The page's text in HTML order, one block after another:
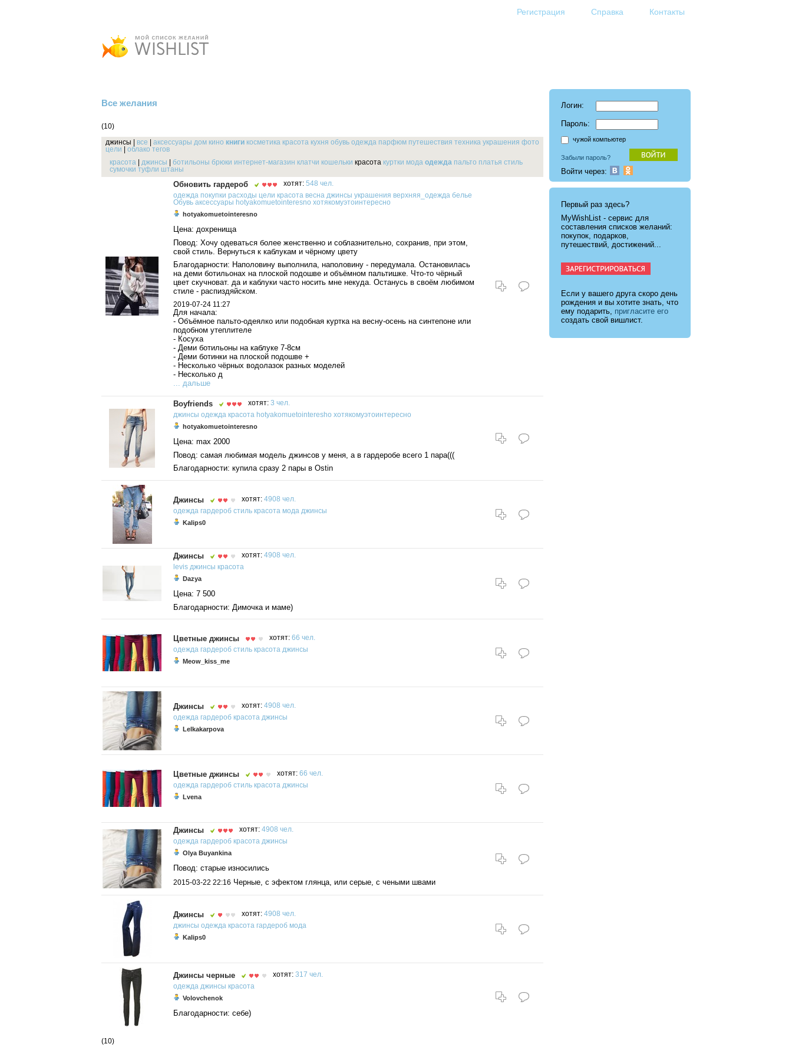
Регистрация Справка Контакты
Все желания
(10)
джинсы все аксессуары дом кино книги косметика красота кухня обувь одежда парфюм путешествия техника украшения фото
цели
облако тегов
красота
джинсы ботильоны брюки интернет-магазин клатчи кошельки красота куртки мода одежда пальто платья стиль
сумочки туфли штаны
Обновить гардероб хотят: 548 чел.
одежда покупки расходы цели красота весна джинсы украшения верхняя_одежда белье
Обувь аксессуары hotyakomuetointeresno хотякомуэтоинтересно
hotyakomuetointeresno
Цена: дохренища
Повод: Хочу одеваться более женственно и соблазнительно, сохранив, при этом,
свой стиль. Вернуться к каблукам и чёрному цвету
Благодарности: Наполовину выполнила, наполовину - передумала. Остановилась
на деми ботильонах на плоской подошве и объёмном пальтишке. Что-то чёрный
цвет скучноват. да и каблуки часто носить мне некуда. Останусь в своём любимом
стиле - распиздяйском.
2019-07-24 11:27
Для начала:
- Объёмное пальто-одеялко или подобная куртка на весну-осень на синтепоне или
подобном утеплителе
- Косуха
- Деми ботильоны на каблуке 7-8см
- Деми ботинки на плоской подошве +
- Несколько чёрных водолазок разных моделей
- Несколько д
... дальше
Boyfriends хотят: 3 чел.
джинсы одежда красота hotyakomuetointeresho хотякомуэтоинтересно
hotyakomuetointeresno
Цена: max 2000
Повод: самая любимая модель джинсов у меня, а в гардеробе всего 1 пара(((
Благодарности: купила сразу 2 пары в Ostin
Джинсы хотят: 4908 чел.
одежда гардероб стиль красота мода джинсы
Kalips0
Джинсы хотят: 4908 чел.
levis джинсы красота
Dazya
Цена: 7 500
Благодарности: Димочка и маме)
Цветные джинсы хотят: 66 чел.
одежда гардероб стиль красота джинсы
Meow_kiss_me
Джинсы хотят: 4908 чел.
одежда гардероб красота джинсы
Lelkakarpova
Цветные джинсы хотят: 66 чел.
одежда гардероб стиль красота джинсы
Lvena
Джинсы хотят: 4908 чел.
одежда гардероб красота джинсы
Olya Buyankina
Повод: старые износились
2015-03-22 22:16 Черные, с эфектом глянца, или серые, с чеными швами
Джинсы хотят: 4908 чел.
джинсы одежда красота гардероб мода
Kalips0
Джинсы черные хотят: 317 чел.
одежда джинсы красота
Volovchenok
Благодарности: себе)
(10)
Логин:
Пароль:
чужой компьютер
Забыли пароль?
Войти через:
Первый раз здесь?
MyWishList - cервис для
составления списков желаний:
покупок, подарков,
путешествий, достижений...
Если у вашего друга скоро день
рождения и вы хотите знать, что
ему подарить, пригласите его
создать свой вишлист.